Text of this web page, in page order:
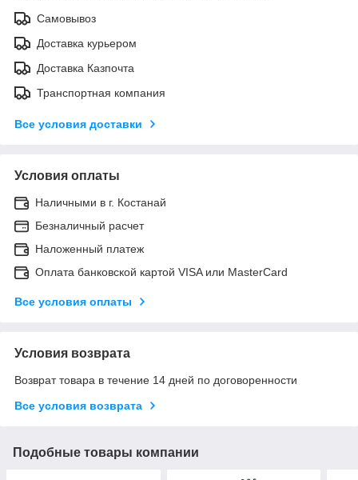
Самовывоз
Доставка курьером
Доставка Казпочта
Транспортная компания
Все условия доставки
Условия оплаты
Наличными в г. Костанай
Безналичный расчет
Наложенный платеж
Оплата банковской картой VISA или MasterCard
Все условия оплаты
Условия возврата
Возврат товара в течение 14 дней по договоренности
Все условия возврата
Подобные товары компании